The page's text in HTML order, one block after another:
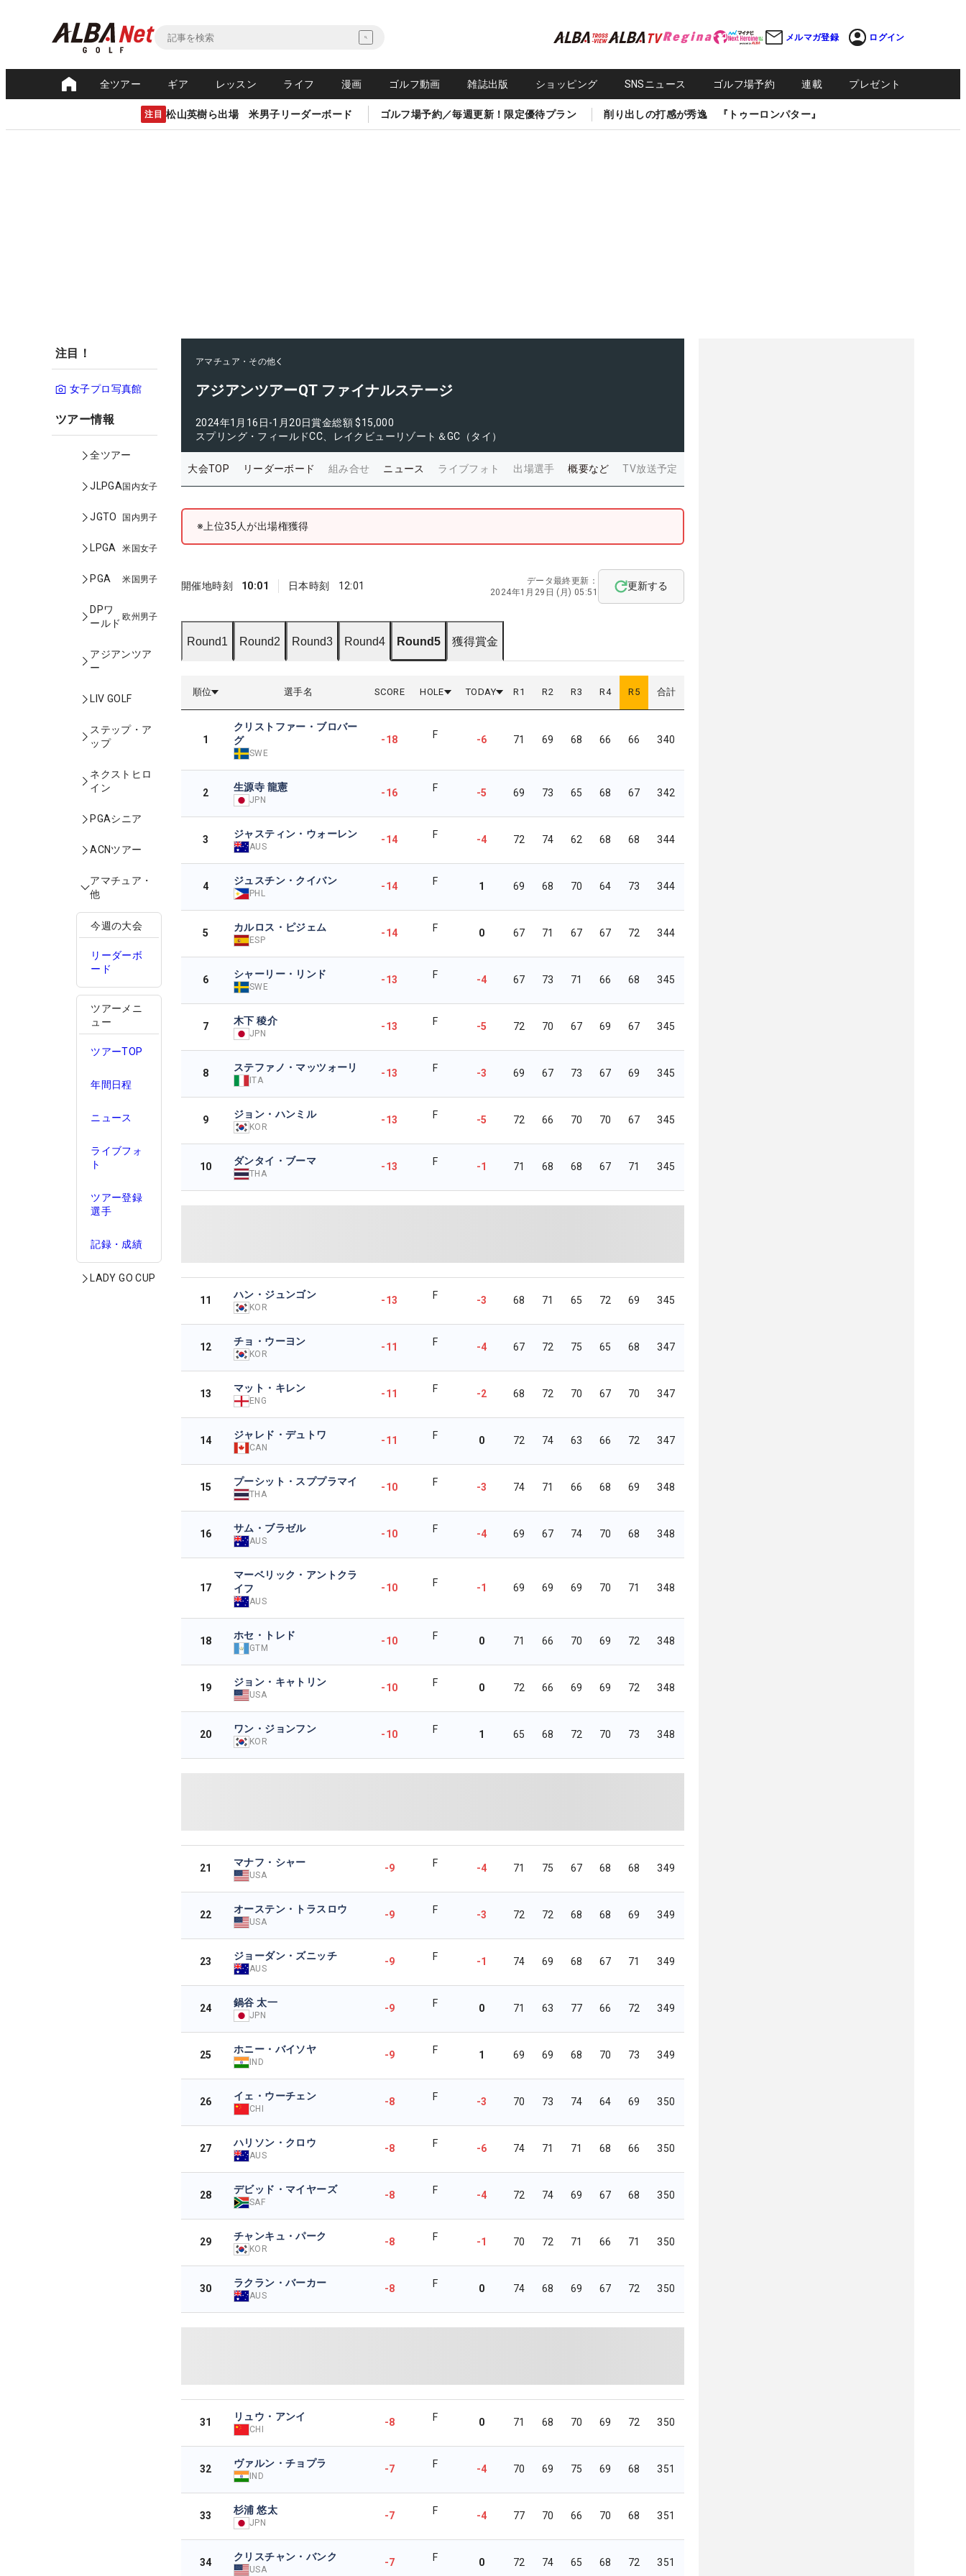
メルマガ登録 ログイン
全ツアー ギア レッスン ライフ 漫画 ゴルフ動画 雑誌出版 ショッピング SNSニュース ゴルフ場予約 連載 プレゼント
注目 松山英樹ら出場 米男子リーダーボード ゴルフ場予約／毎週更新！限定優待プラン 削り出しの打感が秀逸 『トゥーロンパター』
注目！
女子プロ写真館
ツアー情報
全ツアー
JLPGA国内女子
JGTO 国内男子
LPGA 米国女子
PGA 米国男子
DPワ
ールド
欧州男子
アジアンツア
ー
LIV GOLF
ステップ・ア
ップ
ネクストヒロ
イン
PGAシニア
ACNツアー
アマチュア・
他
今週の大会
リーダーボ
ード
ツアーメニ
ュー
ツアーTOP
年間日程
ニュース
ライブフォ
ト
ツアー登録
選手
記録・成績
LADY GO CUP
アマチュア・その他
アジアンツアーQT ファイナルステージ
2024年1月16日-1月20日賞金総額 $15,000
スプリング・フィールドCC、レイクビューリゾート＆GC（タイ）
大会TOP リーダーボード 組み合せ ニュース ライブフォト 出場選手 概要など TV放送予定
※上位35人が出場権獲得
開催地時刻 10:01 日本時刻 12:01
データ最終更新：
2024年1月29日 (月) 05:51
更新する
Round1 Round2 Round3 Round4 Round5 獲得賞金
順位 選手名 SCORE HOLE TODAY R 1 R2 R3 R4 R 5 合計
1
クリストファー・ブロバー
グ
SWE
-18 F -6 71 69 68 66 66 340
2 生源寺 龍憲
JPN
-16 F -5 69 73 65 68 67 342
3 ジャスティン・ウォーレン
AUS
-14 F -4 72 74 62 68 68 344
4 ジュスチン・クイバン
PHL
-14 F 1 69 68 70 64 73 344
5 カルロス・ピジェム
ESP
-14 F 0 67 71 67 67 72 344
6 シャーリー・リンド
SWE
-13 F -4 67 73 71 66 68 345
7 木下 稜介
JPN
-13 F -5 72 70 67 69 67 345
8 ステファノ・マッツォーリ
ITA
-13 F -3 69 67 73 67 69 345
9 ジョン・ハンミル
KOR
-13 F -5 72 66 70 70 67 345
10 ダンタイ・ブーマ
THA
-13 F -1 71 68 68 67 71 345
11 ハン・ジュンゴン
KOR
-13 F -3 68 71 65 72 69 345
12 チョ・ウーヨン
KOR
-11 F -4 67 72 75 65 68 347
13 マット・キレン
ENG
-11 F -2 68 72 70 67 70 347
14 ジャレド・デュトワ
CAN
-11 F 0 72 74 63 66 72 347
15 プーシット・スププラマイ
THA
-10 F -3 74 71 66 68 69 348
16 サム・ブラゼル
AUS
-10 F -4 69 67 74 70 68 348
17
マーベリック・アントクラ
イフ
AUS
-10 F -1 69 69 69 70 71 348
18 ホセ・トレド
GTM
-10 F 0 71 66 70 69 72 348
19 ジョン・キャトリン
USA
-10 F 0 72 66 69 69 72 348
20 ワン・ジョンフン
KOR
-10 F 1 65 68 72 70 73 348
21 マナフ・シャー
USA
-9 F -4 71 75 67 68 68 349
22 オーステン・トラスロウ
USA
-9 F -3 72 72 68 68 69 349
23 ジョーダン・ズニッチ
AUS
-9 F -1 74 69 68 67 71 349
24 鍋谷 太一
JPN
-9 F 0 71 63 77 66 72 349
25 ホニー・バイソヤ
IND
-9 F 1 69 69 68 70 73 349
26 イェ・ウーチェン
CHI
-8 F -3 70 73 74 64 69 350
27 ハリソン・クロウ
AUS
-8 F -6 74 71 71 68 66 350
28 デビッド・マイヤーズ
SAF
-8 F -4 72 74 69 67 68 350
29 チャンキュ・パーク
KOR
-8 F -1 70 72 71 66 71 350
30 ラクラン・バーカー
AUS
-8 F 0 74 68 69 67 72 350
31 リュウ・アンイ
CHI
-8 F 0 71 68 70 69 72 350
32 ヴァルン・チョプラ
IND
-7 F -4 70 69 75 69 68 351
33 杉浦 悠太
JPN
-7 F -4 77 70 66 70 68 351
34 クリスチャン・バンク
USA
-7 F 0 72 74 65 68 72 351